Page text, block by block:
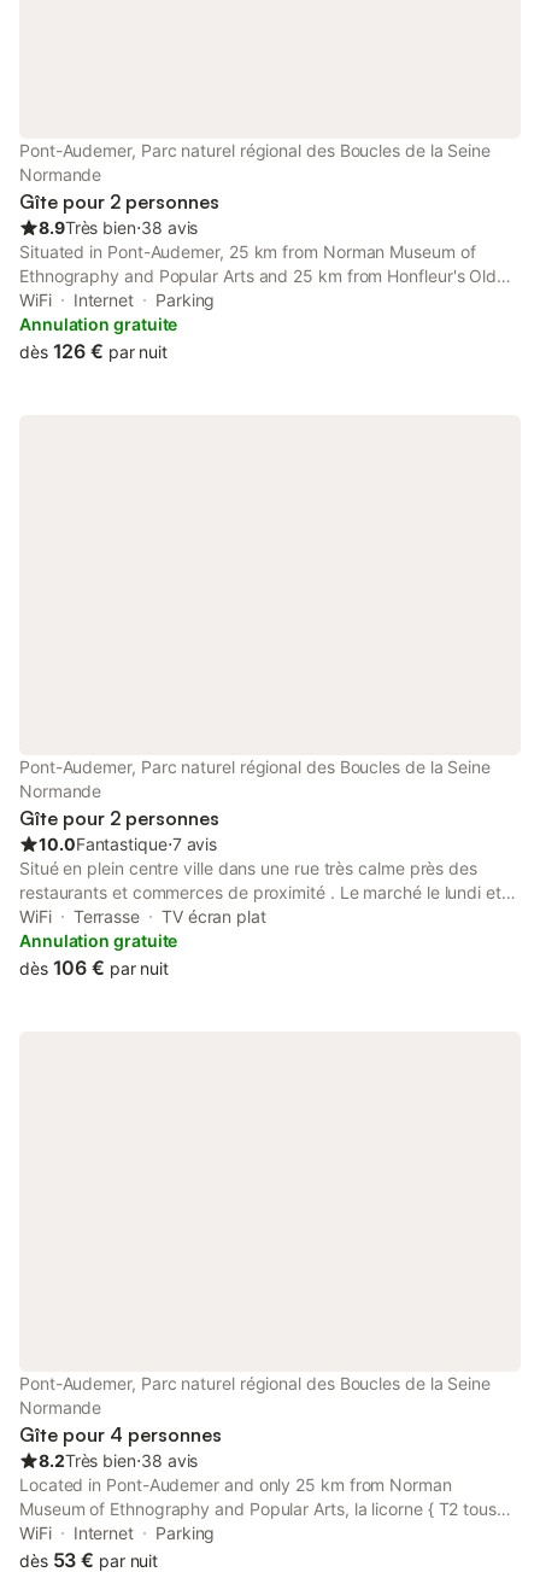
Pont-Audemer, Parc naturel régional des Boucles de la Seine
Normande
Gîte pour 2 personnes
8.9Très bien⋅38 avis
Situated in Pont-Audemer, 25 km from Norman Museum of
Ethnography and Popular Arts and 25 km from Honfleur's Old
Harbour, Nid normand en bâtisse 1620 - Calme & hyper centre
features accommodation with free WiFi in a historic building.
WiFi Internet
Parking
Annulation gratuite
dès 126 € par nuit
Pont-Audemer, Parc naturel régional des Boucles de la Seine
Normande
Gîte pour 2 personnes
10.0Fantastique⋅7 avis
Situé en plein centre ville dans une rue très calme près des
restaurants et commerces de proximité . Le marché le lundi et
vendredi matin . L’autoroute (sortie 27 de l’A13) est situé à 1 km .
Honfleur, Deauville et le pays d’auge a quelques encablures
WiFi Terrasse
TV écran plat
Annulation gratuite
dès 106 € par nuit
Pont-Audemer, Parc naturel régional des Boucles de la Seine
Normande
Gîte pour 4 personnes
8.2Très bien⋅38 avis
Located in Pont-Audemer and only 25 km from Norman
Museum of Ethnography and Popular Arts, la licorne { T2 tous
confort} centre ville provides accommodation with quiet street
views, free WiFi and free private parking.
WiFi Internet
Parking
dès 53 € par nuit